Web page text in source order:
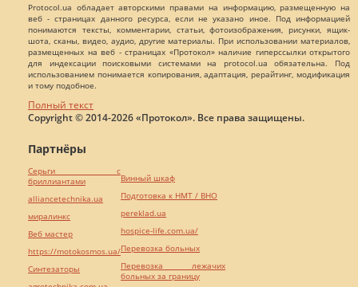
Protocol.ua обладает авторскими правами на информацию, размещенную на
веб - страницах данного ресурса, если не указано иное. Под информацией
понимаются тексты, комментарии, статьи, фотоизображения, рисунки, ящик-
шота, сканы, видео, аудио, другие материалы. При использовании материалов,
размещенных на веб - страницах «Протокол» наличие гиперссылки открытого
для индексации поисковыми системами на protocol.ua обязательна. Под
использованием понимается копирования, адаптация, рерайтинг, модификация
и тому подобное.
Полный текст
Copyright © 2014-2026 «Протокол». Все права защищены.
Партнёры
Серьги с
бриллиантами
alliancetechnika.ua
миралинкс
Веб мастер
https://motokosmos.ua/
Синтезаторы
Винный шкаф
Подготовка к НМТ / ВНО
pereklad.ua
hospice-life.com.ua/
Перевозка больных
Перевозка лежачих
больных за границу